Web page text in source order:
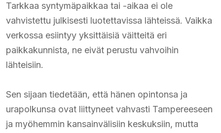
Tarkkaa syntymäpaikkaa tai -aikaa ei ole
vahvistettu julkisesti luotettavissa lähteissä. Vaikka
verkossa esiintyy yksittäisiä väitteitä eri
paikkakunnista, ne eivät perustu vahvoihin
lähteisiin.
Sen sijaan tiedetään, että hänen opintonsa ja
urapolkunsa ovat liittyneet vahvasti Tampereeseen
ja myöhemmin kansainvälisiin keskuksiin, mutta